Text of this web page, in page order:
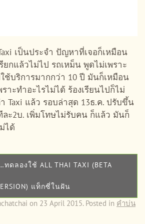
เป็นประจำ ปัญหาที่เจอก็เหมือน
ยกแล้วไม่ไป รถเหม็น พูดไม่เพราะ
ช้บริการมากกว่า 10 ปี มันก็เหมือน
าะทำอะไรไม่ได้ ร้องเรียนไปก็ไม่
Taxi แล้ว รอบล่าสุด 13ธ.ค. ปรับขึ้น
ละ2บ. เพิ่มโทษไม่รับคน ก็แล้ว มันก็
ได้
ทดลองใช้ ALL THAI TAXI (BETA
แท็กซี่ในฝัน
on 23 April 2015. Posted in คำบ่น